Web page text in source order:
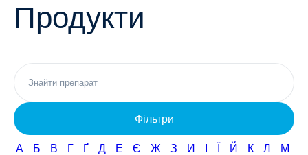
Неврологія
Фармаконагляд
Кар'єра
Продукти
Фільтри
А Б В Г Ґ Д Е Є Ж З И І Ї Й К Л М